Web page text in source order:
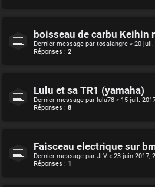
boisseau de carbu Keihin
Dernier message par tosalangre « 20 juil.
Réponses : 2
Lulu et sa TR1 (yamaha)
Dernier message par lulu78 « 15 juil.
Réponses : 8
Faisceau electrique sur
Dernier message par JLV « 23 juin 2017,
Réponses : 1